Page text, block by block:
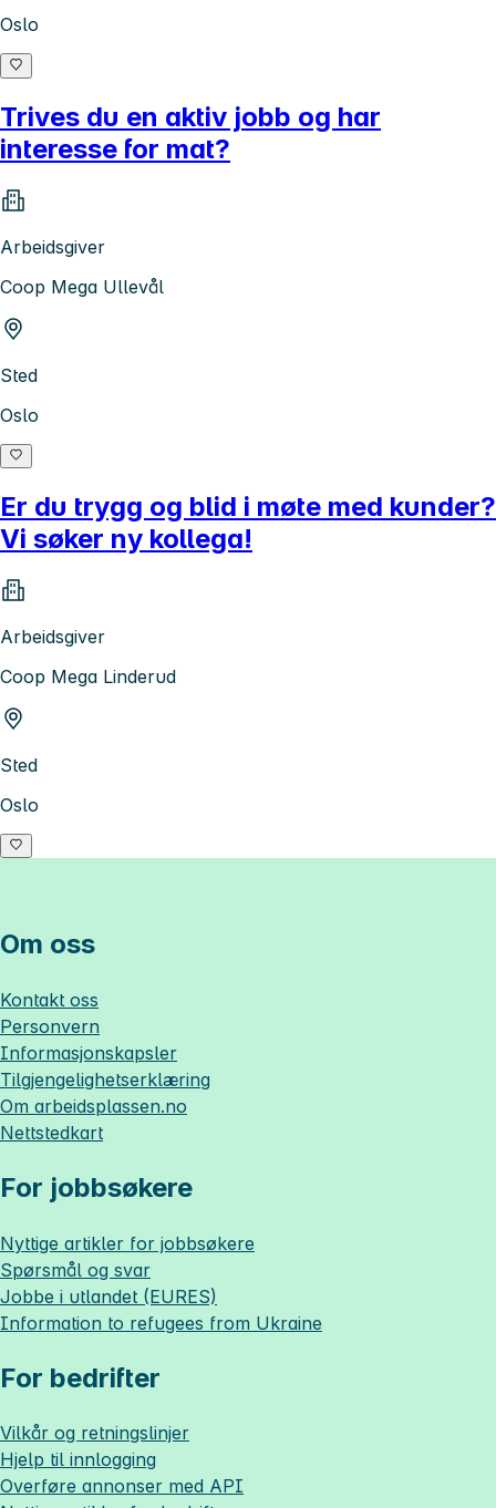
Oslo
Trives du en aktiv jobb og har
interesse for mat?
Arbeidsgiver
Coop Mega Ullevål
Sted
Oslo
Er du trygg og blid i møte med kunder?
Vi søker ny kollega!
Arbeidsgiver
Coop Mega Linderud
Sted
Oslo
Om oss
Kontakt oss
Personvern
Informasjonskapsler
Tilgjengelighetserklæring
Om arbeidsplassen.no
Nettstedkart
For jobbsøkere
Nyttige artikler for jobbsøkere
Spørsmål og svar
Jobbe i utlandet (EURES)
Information to refugees from Ukraine
For bedrifter
Vilkår og retningslinjer
Hjelp til innlogging
Overføre annonser med API